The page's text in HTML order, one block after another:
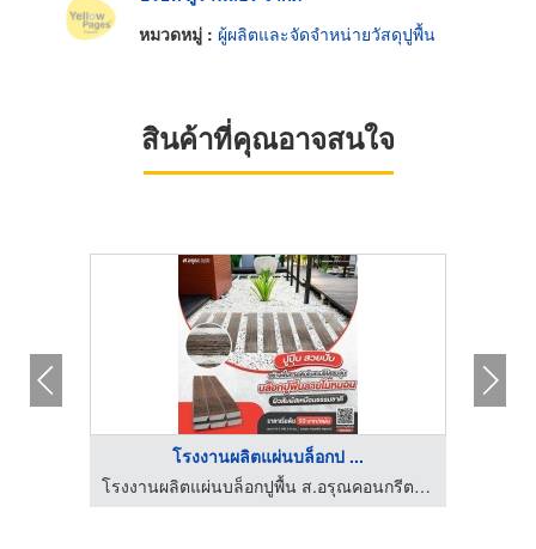
หมวดหมู่ : ผู้ผลิตและจัดจำหน่ายวัสดุปูพื้น
สินค้าที่คุณอาจสนใจ
โรงงานผลิตแผ่นบล็อกป ...
โรงงานผลิตแผ่นบล็อกปูพื้น ส.อรุณคอนกรีต ปทุมธานี